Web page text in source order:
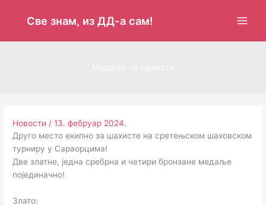
Све знам, из ДД-а сам!
Новости /13. фебруар 2024.
Друго место екипно за шахисте на сретењском шаховском
турниру у Сараорцима!
Две златне, једна сребрна и четири бронзане медаље
појединачно!
Злато: